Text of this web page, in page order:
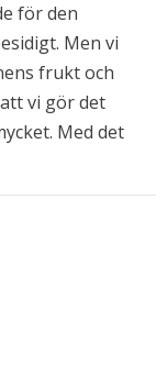
för den
Men vi
frukt och
vi gör det
Med det